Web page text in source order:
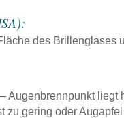
des Brillenglases
Augenbrennpunkt liegt
zu gering oder